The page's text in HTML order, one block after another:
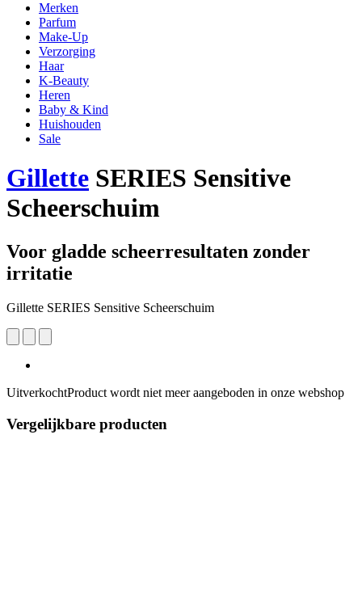
Merken
Parfum
Make-Up
Verzorging
Haar
K-Beauty
Heren
Baby & Kind
Huishouden
Sale
Gillette SERIES Sensitive
Scheerschuim
Voor gladde scheerresultaten zonder
irritatie
Gillette SERIES Sensitive Scheerschuim
UitverkochtProduct wordt niet meer aangeboden in onze webshop
Vergelijkbare producten